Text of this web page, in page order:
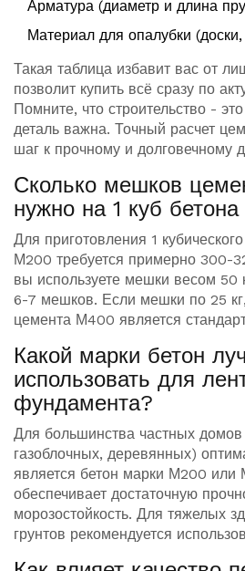
Арматура (диаметр и длина
Материал для опалубки
Такая таблица избавит вас от
позволит купить всё сразу по
Помните, что строительство -
деталь важна. Точный расчет
шаг к прочному и долговечному
Сколько мешков
нужно на 1 куб
Для приготовления 1
М200 требуется примерно 300-
вы используете мешки весом 50
6-7 мешков. Если мешки по 25
цемента М400 является
Какой марки бетон
использовать для
фундамента?
Для большинства частных домов
газоблочных, деревянных)
является бетон марки М200
обеспечивает достаточную
морозостойкость. Для тяжелых
грунтов рекомендуется